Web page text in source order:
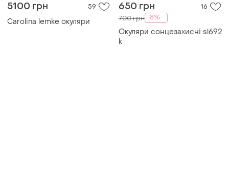
5100 грн 59
Carolina lemke окуляри
650 грн 16
700 грн -8%
Окуляри сонцезахисні sl692
k